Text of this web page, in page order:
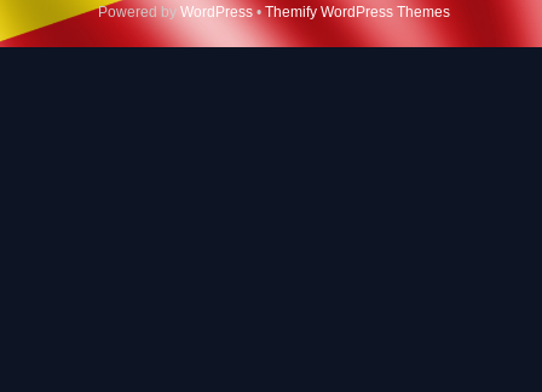
Powered by WordPress• Themify WordPress Themes